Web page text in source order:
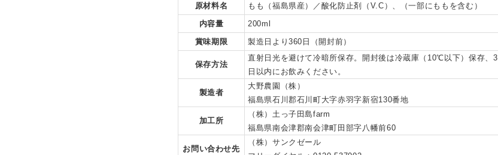
原材料名
もも（福島県産）／酸化防止剤（V.C）、（一部にももを含む）
内容量
200ml
賞味期限
製造日より360日（開封前）
保存方法
直射日光を避けて冷暗所保存。開封後は冷蔵庫（10℃以下）保存、3
日以内にお飲みください。
製造者
大野農園（株）
福島県石川郡石川町大字赤羽字新宿130番地
加工所
（株）土っ子田島farm
福島県南会津郡南会津町田部字八幡前60
お問い合わせ先
（株）サンクゼール